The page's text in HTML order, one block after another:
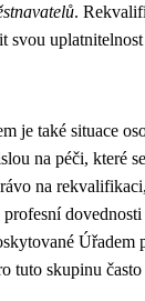
.
svou
je také situace
na péči, které
na
Úřadem
tuto skupinu